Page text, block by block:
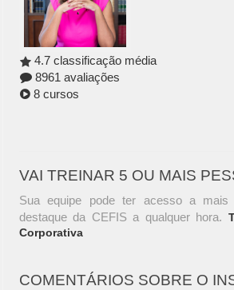
4.7 classificação média
8961 avaliações
8 cursos
VAI TREINAR 5 OU MAIS
Sua equipe pode ter acesso a
destaque da CEFIS a qualquer hora.
Corporativa
COMENTÁRIOS SOBRE O